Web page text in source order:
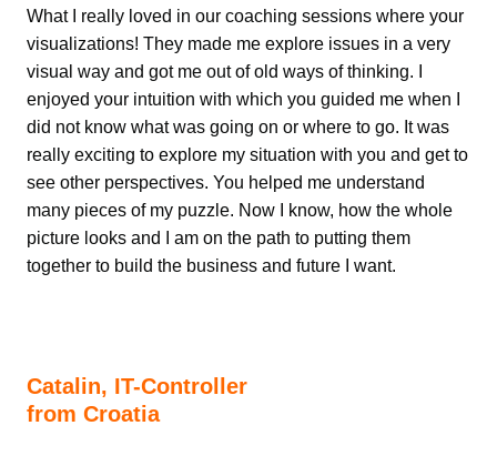
What I really loved in our coaching sessions where your
visualizations! They made me explore issues in a very
visual way and got me out of old ways of thinking. I
enjoyed your intuition with which you guided me when I
did not know what was going on or where to go. It was
really exciting to explore my situation with you and get to
see other perspectives. You helped me understand
many pieces of my puzzle. Now I know, how the whole
picture looks and I am on the path to putting them
together to build the business and future I want.
Catalin, IT-Controller
from Croatia